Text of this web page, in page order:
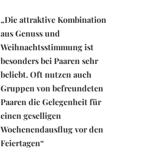
„Die attraktive Kombination
aus Genuss und
Weihnachtsstimmung ist
besonders bei Paaren sehr
beliebt. Oft nutzen auch
Gruppen von befreundeten
Paaren die Gelegenheit für
einen geselligen
Wochenendausflug vor den
Feiertagen“